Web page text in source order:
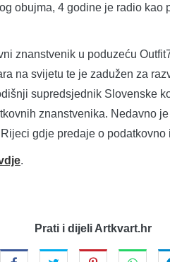
obujma, 4 godine je radio kao
znanstvenik u poduzeću
na svijetu te je zadužen za
supredsjednik Slovenske
znanstvenika. Nedavno
gdje predaje o
.
Prati i dijeli Artkvart.hr